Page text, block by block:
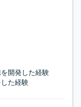
開発した経験
た経験